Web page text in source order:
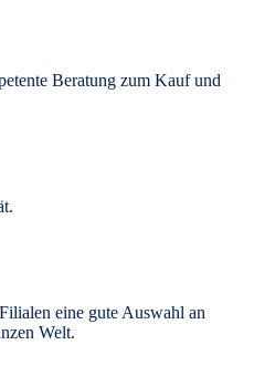
Beratung zum Kauf und
eine gute Auswahl an
Welt.